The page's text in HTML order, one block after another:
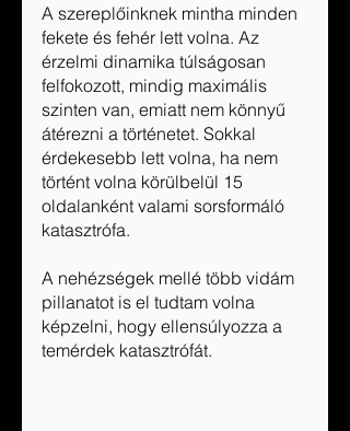
A szereplőinknek mintha minden
fekete és fehér lett volna. Az
érzelmi dinamika túlságosan
felfokozott, mindig maximális
szinten van, emiatt nem könnyű
átérezni a történetet. Sokkal
érdekesebb lett volna, ha nem
történt volna körülbelül 15
oldalanként valami sorsformáló
katasztrófa.
A nehézségek mellé több vidám
pillanatot is el tudtam volna
képzelni, hogy ellensúlyozza a
temérdek katasztrófát.